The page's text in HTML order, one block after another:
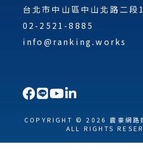
台北市中山區中山北路二
02-2521-8885
info@ranking.works
COPYRIGHT © 2026 震豪網路
ALL RIGHTS